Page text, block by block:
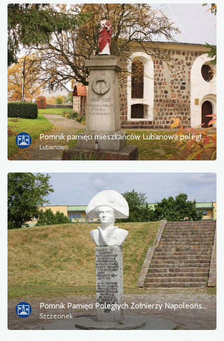
Pomnik pamięci mieszkańców Lubanowa poległych w I wojnie światowej
Lubanowo
Pomnik Pamięci Poległych Żołnierzy Napoleońskich
Szczecinek